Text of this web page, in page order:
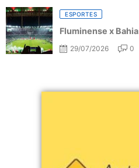
ESPORTES
Fluminense x
29/07/2026 0